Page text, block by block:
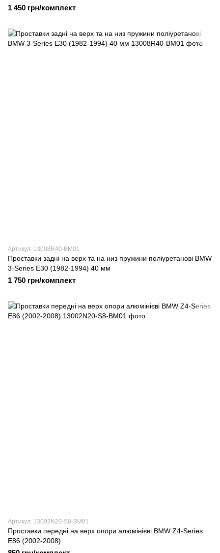
1 450 грн/комплект
Артикул: 13008R40-BM01
Проставки задні на верх та на низ пружини поліуретанові BMW
3-Series E30 (1982-1994) 40 мм
1 750 грн/комплект
Артикул: 13002N20-S8-BM01
Проставки передні на верх опори алюмінієві BMW Z4-Series
E86 (2002-2008)